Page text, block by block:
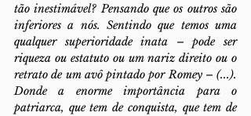
tão inestimável? Pensando que os outros são
inferiores a nós. Sentindo que temos uma
qualquer superioridade inata – pode ser
riqueza ou estatuto ou um nariz direito ou o
retrato de um avô pintado por Romey – (...).
Donde a enorme importância para o
patriarca, que tem de conquista, que tem de